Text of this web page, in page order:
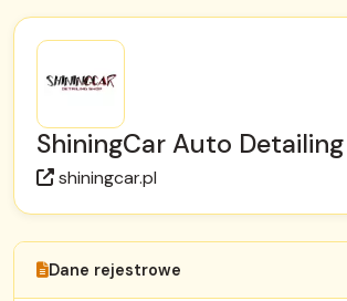
ShiningCar Auto
shiningcar.pl
Dane rejestrowe